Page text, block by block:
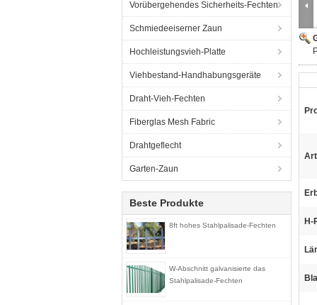
Vorübergehendes Sicherheits-Fechten
Schmiedeeiserner Zaun
Hochleistungsvieh-Platte
Viehbestand-Handhabungsgeräte
Draht-Vieh-Fechten
Fiberglas Mesh Fabric
Drahtgeflecht
Garten-Zaun
Beste Produkte
8ft hohes Stahlpalisade-Fechten
W-Abschnitt galvanisierte das
Stahlpalisade-Fechten
H-